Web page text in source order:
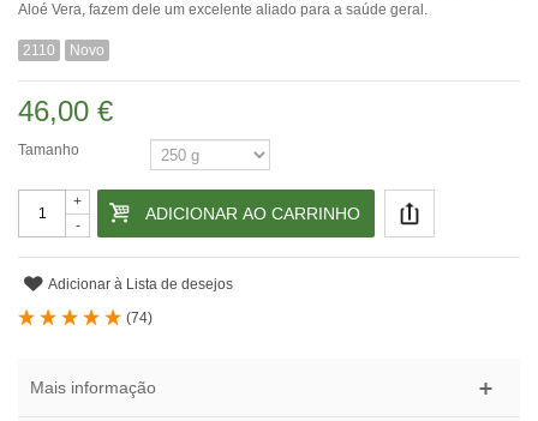
Aloé Vera, fazem dele um excelente aliado para a saúde geral.
2110 Novo
46,00 €
Tamanho
-
+
ADICIONAR AO CARRINHO
Adicionar à Lista de desejos
(74)
Mais informação